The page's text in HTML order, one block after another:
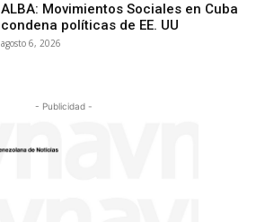
ALBA: Movimientos Sociales en Cuba
condena políticas de EE. UU
agosto 6, 2026
- Publicidad -